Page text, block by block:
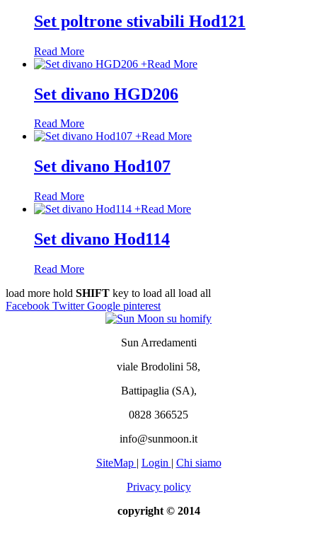
Set poltrone stivabili Hod121
Read More
+Read More
Set divano HGD206
Read More
+Read More
Set divano Hod107
Read More
+Read More
Set divano Hod114
Read More
load more hold SHIFT key to load all load all
Facebook Twitter Google pinterest
Sun Arredamenti
viale Brodolini 58,
Battipaglia (SA),
0828 366525
info@sunmoon.it
SiteMap | Login | Chi siamo
Privacy policy
copyright © 2014